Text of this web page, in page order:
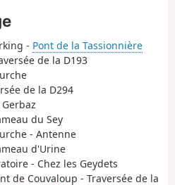
- Pont de la Tassionnière
de la D193
de la D294
du Sey
- Antenne
d'Urine
- Chez les Geydets
de Couvaloup - Traversée de la